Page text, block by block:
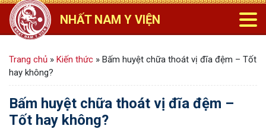
NHẤT NAM Y VIỆN
Trang chủ » Kiến thức » Bấm huyệt chữa thoát vị đĩa đệm – Tốt
hay không?
Bấm huyệt chữa thoát vị đĩa đệm –
Tốt hay không?